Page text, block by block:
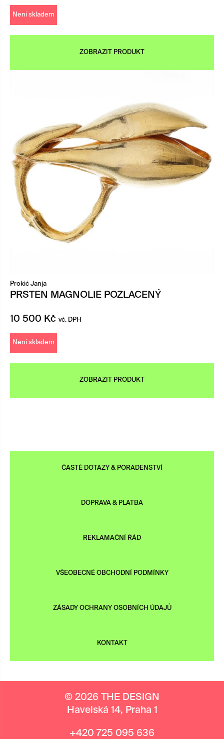
Není skladem
ZOBRAZIT PRODUKT
Prokić Janja
PRSTEN MAGNOLIE POZLACENÝ
10 500 Kč vč. DPH
Není skladem
ZOBRAZIT PRODUKT
ČASTÉ DOTAZY & PORADENSTVÍ
DOPRAVA & PLATBA
REKLAMAČNÍ ŘÁD
VŠEOBECNÉ OBCHODNÍ PODMÍNKY
ZÁSADY OCHRANY OSOBNÍCH ÚDAJŮ
KONTAKT
© 2026 THE DESIGN
Havelská 14, Praha 1
+420 725 095 636